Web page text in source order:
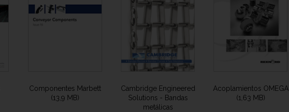
Componentes Marbett
(13,9 MB)
Cambridge Engineered
Solutions - Bandas
metálicas
Acoplamientos OMEGA
(1,63 MB)